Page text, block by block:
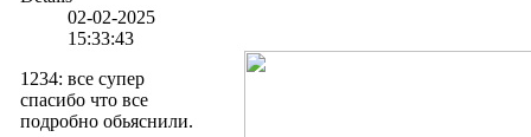
02-02-2025
15:33:43
1234: все супер
спасибо что все
подробно обьяснили.